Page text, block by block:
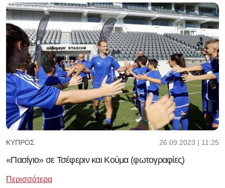
ΚΎΠΡΟΣ 26.09.2023 | 11:25
«Πασίγιο» σε Τσέφεριν και Κούμα (φωτογραφίες)
Περισσότερα